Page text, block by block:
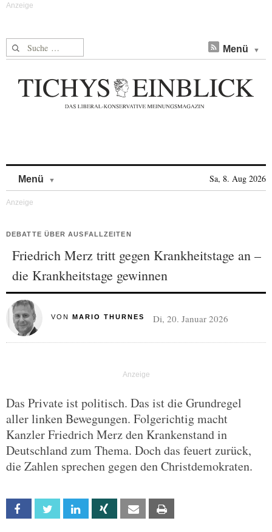
Suche nach: Menü
Menü Sa, 8. Aug 2026
DEBATTE ÜBER AUSFALLZEITEN
Friedrich Merz tritt gegen Krankheitstage an –
die Krankheitstage gewinnen
VON MARIO THURNES Di, 20. Januar 2026
Das Private ist politisch. Das ist die Grundregel
aller linken Bewegungen. Folgerichtig macht
Kanzler Friedrich Merz den Krankenstand in
Deutschland zum Thema. Doch das feuert zurück,
die Zahlen sprechen gegen den Christdemokraten.
Facebook Twitter Linkedin Xing Email